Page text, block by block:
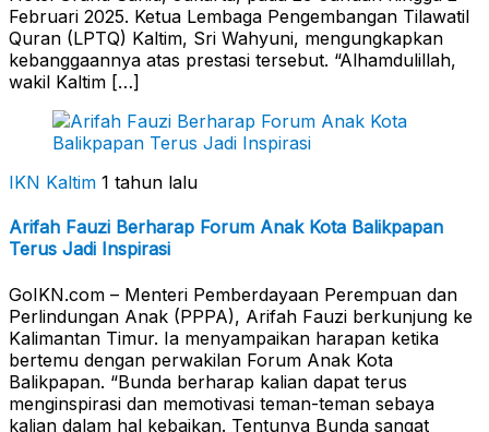
Februari 2025. Ketua Lembaga Pengembangan Tilawatil
Quran (LPTQ) Kaltim, Sri Wahyuni, mengungkapkan
kebanggaannya atas prestasi tersebut. “Alhamdulillah,
wakil Kaltim […]
IKN Kaltim 1 tahun lalu
Arifah Fauzi Berharap Forum Anak Kota Balikpapan
Terus Jadi Inspirasi
GoIKN.com – Menteri Pemberdayaan Perempuan dan
Perlindungan Anak (PPPA), Arifah Fauzi berkunjung ke
Kalimantan Timur. Ia menyampaikan harapan ketika
bertemu dengan perwakilan Forum Anak Kota
Balikpapan. “Bunda berharap kalian dapat terus
menginspirasi dan memotivasi teman-teman sebaya
kalian dalam hal kebaikan. Tentunya Bunda sangat